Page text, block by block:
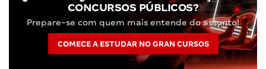
CONCURSOS PÚBLICOS?
Prepare-se com quem mais entende do assunto!
COMECE A ESTUDAR NO GRAN CURSOS